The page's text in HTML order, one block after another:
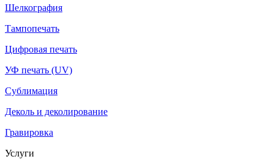
Шелкография
Тампопечать
Цифровая печать
УФ печать (UV)
Сублимация
Деколь и деколирование
Гравировка
Услуги